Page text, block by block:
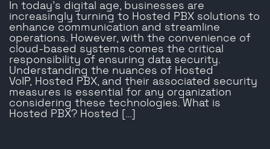
In today’s digital age, businesses are
increasingly turning to Hosted PBX solutions to
enhance communication and streamline
operations. However, with the convenience of
cloud-based systems comes the critical
responsibility of ensuring data security.
Understanding the nuances of Hosted
VoIP, Hosted PBX, and their associated security
measures is essential for any organization
considering these technologies. What is
Hosted PBX? Hosted […]